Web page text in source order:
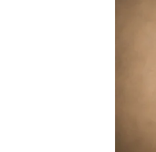
Rakovi
Poslije